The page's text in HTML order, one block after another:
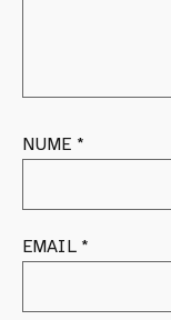
NUME *
EMAIL *